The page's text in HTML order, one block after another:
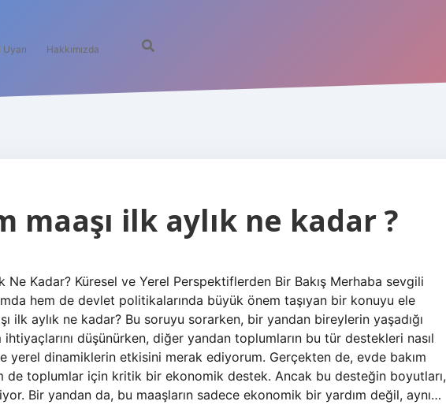
Hakkımızda
maaşı ilk aylık ne kadar ?
Ne Kadar? Küresel ve Yerel Perspektiflerden Bir Bakış Merhaba sevgili
hem de devlet politikalarında büyük önem taşıyan bir konuyu ele
ilk aylık ne kadar? Bu soruyu sorarken, bir yandan bireylerin yaşadığı
düşünürken, diğer yandan toplumların bu tür destekleri nasıl
yerel dinamiklerin etkisini merak ediyorum. Gerçekten de, evde bakım
de toplumlar için kritik bir ekonomik destek. Ancak bu desteğin boyutları,
Bir yandan da, bu maaşların sadece ekonomik bir yardım değil, aynı…